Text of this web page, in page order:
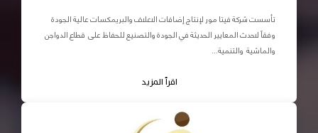
تأسست شركة فيتا مور لإنتاج إضافات الاعلاف والبريمكسات عالية الجودة
وفقاً لاحدث المعايير الحديثة في الجودة والتصنيع للحفاظ على قطاع الدواجن
والماشية والتنمية...
اقرأ المزيد